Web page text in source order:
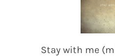
Stay with me